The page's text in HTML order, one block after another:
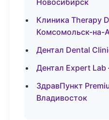
Новосибирск
Клиника Therapy
Комсомольск-на-
Дентал Dental
Дентал Expert
ЗдравПункт
Владивосток